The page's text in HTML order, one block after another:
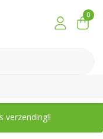
0
verzending!!